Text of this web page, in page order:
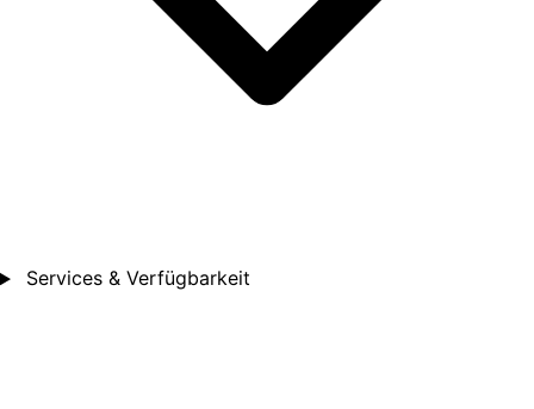
Services & Verfügbarkeit